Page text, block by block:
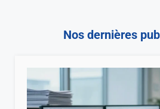
Nos dernières